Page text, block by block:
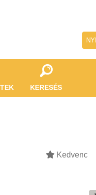
KERESÉS
Kedvenc